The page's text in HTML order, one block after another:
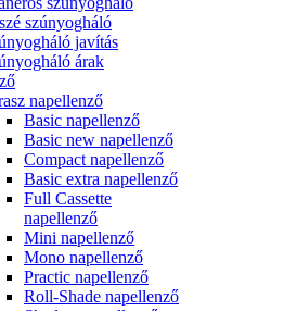
szúnyogháló
javítás
árak
napellenző
Basic napellenző
Basic new napellenző
Compact napellenző
Basic extra napellenző
Full Cassette
napellenző
Mini napellenző
Mono napellenző
Practic napellenző
Roll-Shade napellenző